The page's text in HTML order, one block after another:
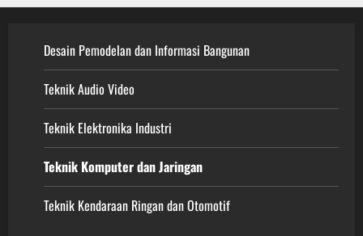
Desain Pemodelan dan Informasi Bangunan
Teknik Audio Video
Teknik Elektronika Industri
Teknik Komputer dan Jaringan
Teknik Kendaraan Ringan dan Otomotif